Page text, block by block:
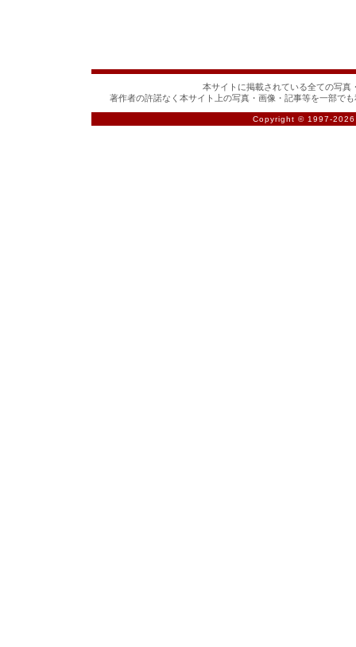
本サイトに掲載されている全ての写真
著作者の許諾なく本サイト上の写真・画像・記事等を一部で
Copyright © 1997-